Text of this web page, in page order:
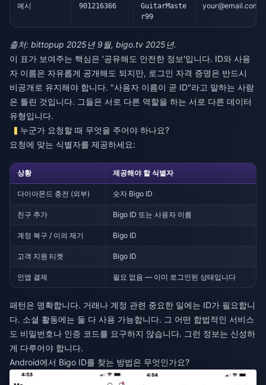
예시 901216366
GuitarMaste
r99
your@email.com
출처: bittopup 2025년 9월, bigo.tv 2025년.
이 표가 보여주는 핵심은 '공유해도 안전한 정보'입니다. ID와 사용
자 이름은 자유롭게 공개해도 되지만, 로그인 자격 증명은 반드시
비공개로 유지해야 합니다. "사용자 이름이 곧 ID"라고 말하는 사람
은 틀린 것입니다. 그들은 서로 다른 역할을 하는 서로 다른 데이터
유형입니다.
누군가 요청할 때 무엇을 주어야 하나요?
요청에 맞는 식별자를 제공하세요:
상황 제공해야 할 식별자
다이아몬드 충전 (외부) 숫자 Bigo ID
친구 추가 Bigo ID 또는 사용자 이름
계정 복구 / 이의 제기 Bigo ID
고객 지원 티켓 Bigo ID
인앱 결제 필요 없음 — 이미 로그인된 상태입니다
패턴은 명확합니다. 거래나 계정 관련 중요한 일에는 ID가 필요합니
다. 소셜 활동에는 둘 다 사용 가능합니다. 그 어떤 합법적인 서비스
도 비밀번호나 인증 코드를 요구하지 않습니다. 그런 정보는 신성하
게 다루어야 합니다.
Android에서 Bigo ID를 찾는 방법은 무엇인가요?